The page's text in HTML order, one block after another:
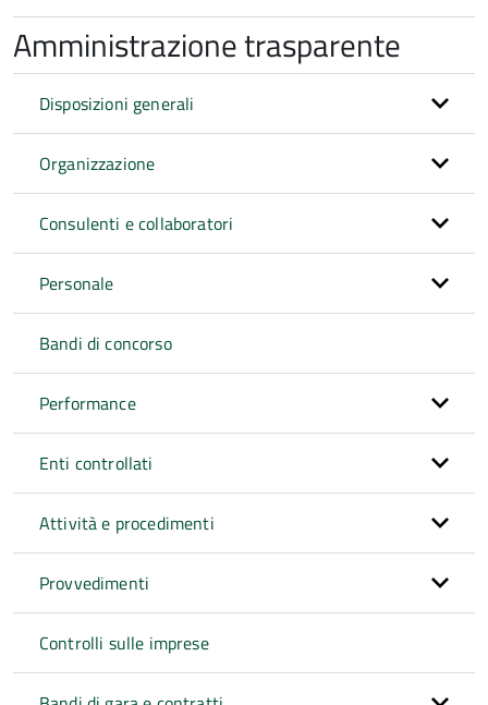
Amministrazione trasparente
Disposizioni generali
Organizzazione
Consulenti e collaboratori
Personale
Bandi di concorso
Performance
Enti controllati
Attività e procedimenti
Provvedimenti
Controlli sulle imprese